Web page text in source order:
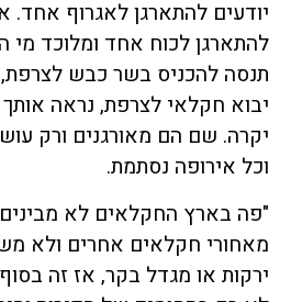
יודעים להתארגן לאגרוף אחד.
להתארגן לכוח אחד ומלוכד מי
תנסה להכניס בשר כבש
יבוא חקלאי לצרפת, נראה
יקרה. שם הם מאורגנים ורק
וכל אירופה נסתמת.
"פה בארץ החקלאים לא
מאחורי חקלאים אחרים ולא
ירקות או מגדל בקר, אז זה